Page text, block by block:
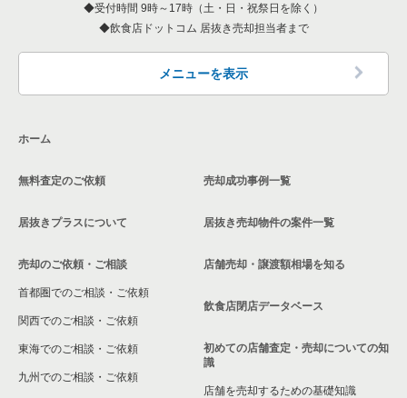
受付時間 9時～17時（土・日・祝祭日を除く）
飲食店ドットコム 居抜き売却担当者まで
メニューを表示
ホーム
無料査定のご依頼
居抜きプラスについて
売却のご依頼・ご相談
首都圏でのご相談・ご依頼
関西でのご相談・ご依頼
東海でのご相談・ご依頼
九州でのご相談・ご依頼
売却成功事例一覧
居抜き売却物件の案件一覧
店舗売却・譲渡額相場を知る
飲食店閉店データベース
初めての店舗査定・売却についての知
識
店舗を売却するための基礎知識